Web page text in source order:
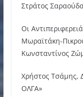
Στράτος
Οι
Μωραϊτάκη-
Κωνσταντίνος
Χρήστος Τσάμης,
ΟΛΓΑ»